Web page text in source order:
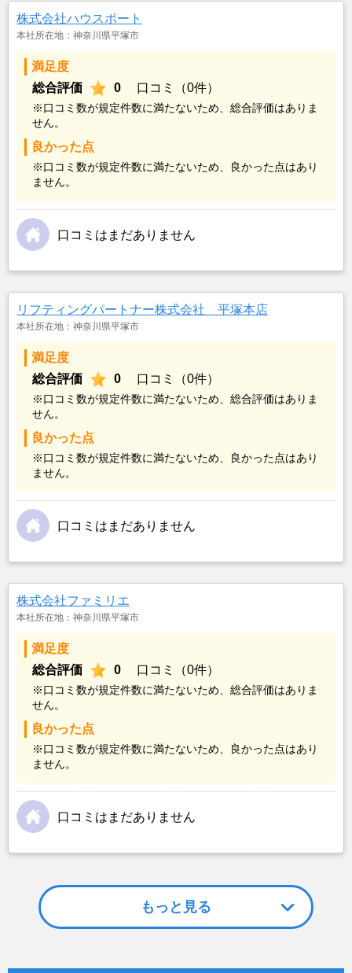
動産屋では取り扱ってもらえませんでした。そこでそれ
までに取引があり、全国対応しているランドネットにお
株式会社ハウスポート
本社所在地：神奈川県平塚市
満足度
総合評価
0 口コミ（0件）
※口コミ数が規定件数に満たないため、総合評価はありま
せん。
良かった点
※口コミ数が規定件数に満たないため、良かった点はあり
ません。
口コミはまだありません
リフティングパートナー株式会社 平塚本店
本社所在地：神奈川県平塚市
満足度
総合評価
0 口コミ（0件）
※口コミ数が規定件数に満たないため、総合評価はありま
せん。
良かった点
※口コミ数が規定件数に満たないため、良かった点はあり
ません。
口コミはまだありません
株式会社ファミリエ
本社所在地：神奈川県平塚市
満足度
総合評価
0 口コミ（0件）
※口コミ数が規定件数に満たないため、総合評価はありま
せん。
良かった点
※口コミ数が規定件数に満たないため、良かった点はあり
ません。
口コミはまだありません
もっと見る